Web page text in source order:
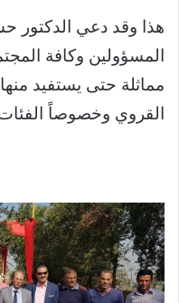
هذا وقد دعي الدكتور
المسؤولين وكافة
مماثلة حتى يستفيد منها
القروي وخصوصاً